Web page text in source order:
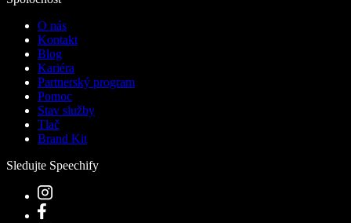
O nás
Kontakt
Blog
Kariéra
Partnerský program
Pomoc
Stav služby
Tlač
Brand Kit
Sledujte Speechify